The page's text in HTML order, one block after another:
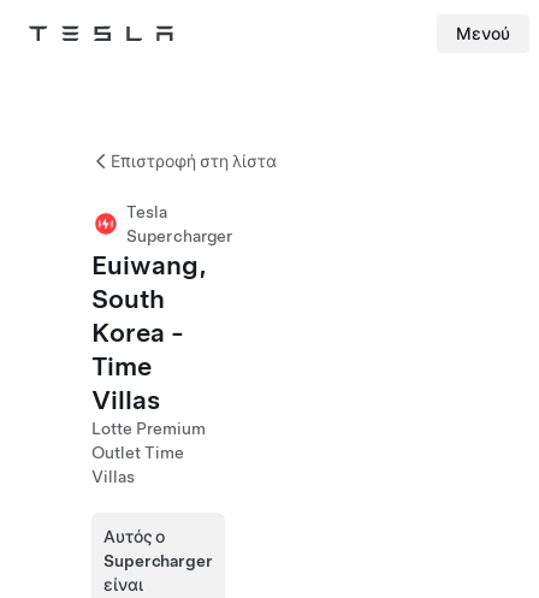
Tesla Μενού
Επιστροφή στη λίστα
Tesla
Supercharger
Euiwang,
South
Korea -
Time
Villas
Lotte Premium
Outlet Time
Villas
Αυτός ο
Supercharger
είναι